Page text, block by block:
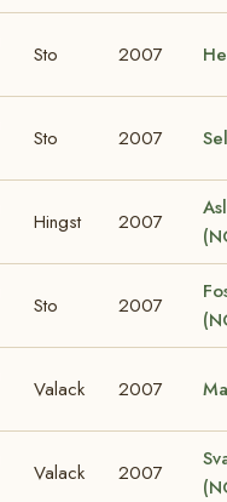
Sto 2007
Sto 2007
Hingst 2007
Sto 2007
Valack 2007
Valack 2007